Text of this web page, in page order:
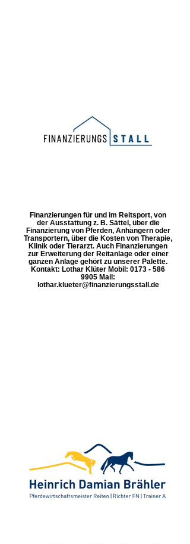
Finanzierungen für und im Reitsport, von
der Ausstattung z. B. Sättel, über die
Finanzierung von Pferden, Anhängern oder
Transportern, über die Kosten von Therapie,
Klinik oder Tierarzt. Auch Finanzierungen
zur Erweiterung der Reitanlage oder einer
ganzen Anlage gehört zu unserer Palette.
Kontakt: Lothar Klüter Mobil: 0173 - 586
9905 Mail:
lothar.klueter@finanzierungsstall.de